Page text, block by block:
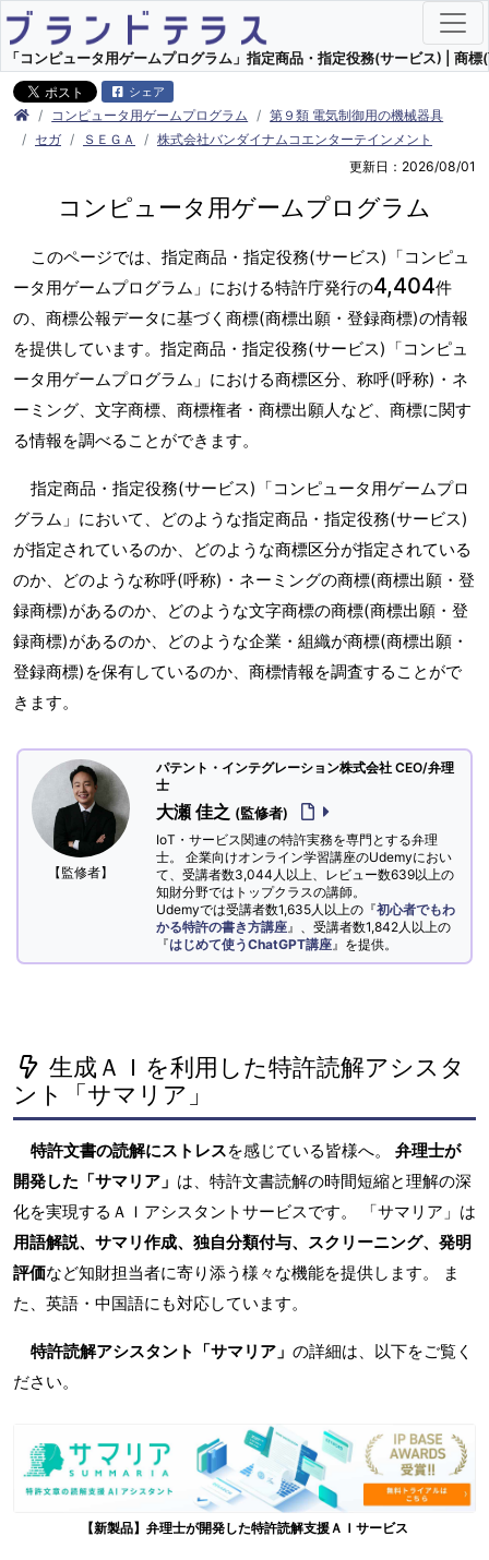
「コンピュータ用ゲームプログラム」指定商品・指定役務(サービス) | 商
シェア
コンピュータ用ゲームプログラム
第９類 電気制御用の機械器具
セガ
ＳＥＧＡ
株式会社バンダイナムコエンターテインメント
更新日：2026/08/01
コンピュータ用ゲームプログラム
このページでは、指定商品・指定役務(サービス)「コンピュ
ータ用ゲームプログラム」における特許庁発行の4,404件
の、商標公報データに基づく商標(商標出願・登録商標)の情報
を提供しています。指定商品・指定役務(サービス)「コンピュ
ータ用ゲームプログラム」における商標区分、称呼(呼称)・ネ
ーミング、文字商標、商標権者・商標出願人など、商標に関す
る情報を調べることができます。
指定商品・指定役務(サービス)「コンピュータ用ゲームプロ
グラム」において、どのような指定商品・指定役務(サービス)
が指定されているのか、どのような商標区分が指定されている
のか、どのような称呼(呼称)・ネーミングの商標(商標出願・登
録商標)があるのか、どのような文字商標の商標(商標出願・登
録商標)があるのか、どのような企業・組織が商標(商標出願・
登録商標)を保有しているのか、商標情報を調査することがで
きます。
【監修者】
パテント・インテグレーション株式会社 CEO/弁理
士
大瀬 佳之 (監修者)
IoT・サービス関連の特許実務を専門とする弁理
士。 企業向けオンライン学習講座のUdemyにおい
て、受講者数3,044人以上、レビュー数639以上の
知財分野ではトップクラスの講師。
Udemyでは受講者数1,635人以上の『初心者でもわ
かる特許の書き方講座 』、受講者数1,842人以上の
『はじめて使うChatGPT講座 』を提供。
生成ＡＩを利用した特許読解アシスタ
ント「サマリア」
特許文書の読解にストレスを感じている皆様へ。 弁理士が
開発した「サマリア」 は、特許文書読解の時間短縮と理解の深
化を実現するＡＩアシスタントサービスです。 「サマリア」は
用語解説、サマリ作成、独自分類付与、スクリーニング、発明
評価など知財担当者に寄り添う様々な機能を提供します。 ま
た、英語・中国語にも対応しています。
特許読解アシスタント「サマリア」 の詳細は、以下をご覧く
ださい。
【新製品】弁理士が開発した特許読解支援ＡＩサービス